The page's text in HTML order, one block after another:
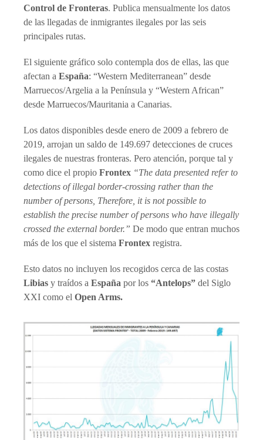
Control de Fronteras. Publica mensualmente los datos
de las llegadas de inmigrantes ilegales por las seis
principales rutas.
El siguiente gráfico solo contempla dos de ellas, las que
afectan a España: “Western Mediterranean” desde
Marruecos/Argelia a la Península y “Western African”
desde Marruecos/Mauritania a Canarias.
Los datos disponibles desde enero de 2009 a febrero de
2019, arrojan un saldo de 149.697 detecciones de cruces
ilegales de nuestras fronteras. Pero atención, porque tal y
como dice el propio Frontex “The data presented refer to
detections of illegal border-crossing rather than the
number of persons, Therefore, it is not possible to
establish the precise number of persons who have illegally
crossed the external border.” De modo que entran muchos
más de los que el sistema Frontex registra.
Esto datos no incluyen los recogidos cerca de las costas
Libias y traídos a España por los “Antelops” del Siglo
XXI como el Open Arms.